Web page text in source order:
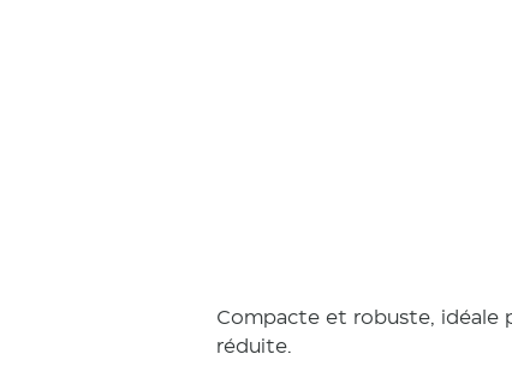
Compacte et robuste, idéale
réduite.